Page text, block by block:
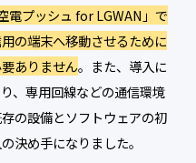
電プッシュ for LGWAN」で
の端末へ移動させるために
ありません。また、導入に
、専用回線などの通信環境
の設備とソフトウェアの初
決め手になりました。